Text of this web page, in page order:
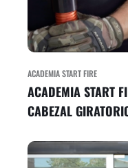
ACADEMIA START FIRE
ACADEMIA START
CABEZAL